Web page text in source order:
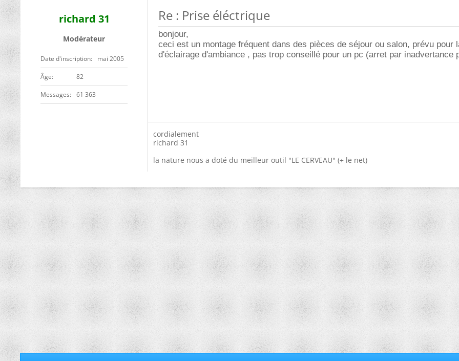
richard 31
Modérateur
Date d'inscription mai 2005
ge 82
Messages 61 363
Re : Prise éléctrique
bonjour,
ceci est un montage fréquent dans des pièces de séjour ou salon, prévu pour
d'éclairage d'ambiance , pas trop conseillé pour un pc (arret par inadvertance
cordialement
richard 31
la nature nous a doté du meilleur outil "LE CERVEAU" (+ le net)